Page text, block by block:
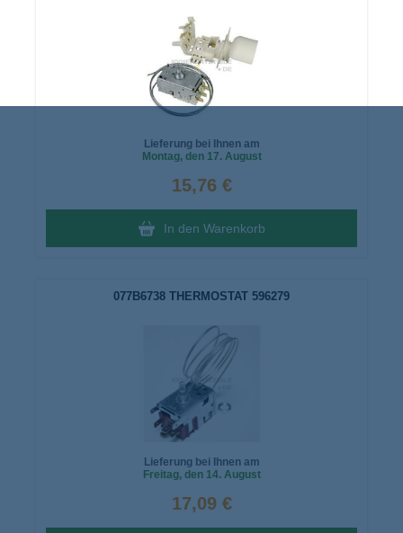
Lieferung bei Ihnen am
Montag, den 17. August
15,76 €
In den Warenkorb
077B6738 THERMOSTAT 596279
Lieferung bei Ihnen am
Freitag, den 14. August
17,09 €